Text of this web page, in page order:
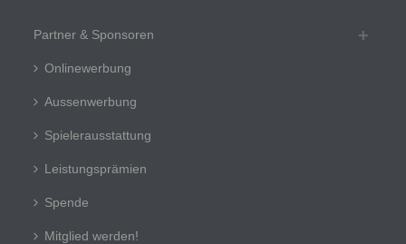
Partner & Sponsoren
Onlinewerbung
Aussenwerbung
Spielerausstattung
Leistungsprämien
Spende
Mitglied werden!